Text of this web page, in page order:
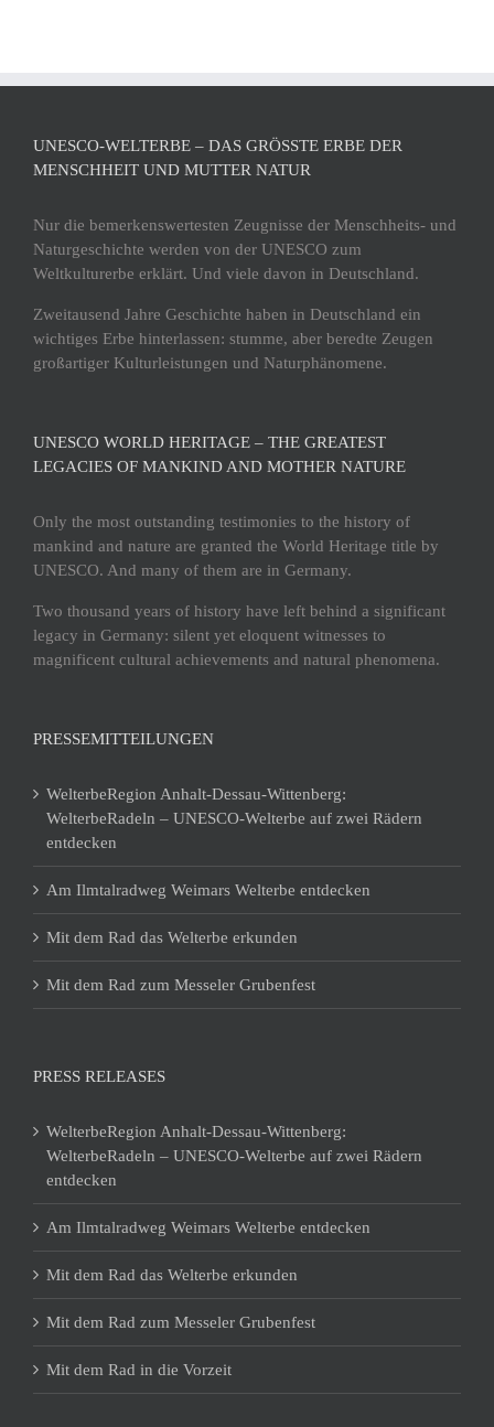
UNESCO-WELTERBE – DAS GRÖSSTE ERBE DER M
ENSCHHEIT UND MUTTER NATUR
Nur die bemerkenswertesten Zeugnisse der Menschheits- und
Naturgeschichte werden von der UNESCO zum
Weltkulturerbe erklärt. Und viele davon in Deutschland.
Zweitausend Jahre Geschichte haben in Deutschland ein
wichtiges Erbe hinterlassen: stumme, aber beredte Zeugen
großartiger Kulturleistungen und Naturphänomene.
UNESCO WORLD HERITAGE – THE GREATEST
LEGACIES OF MANKIND AND MOTHER NATURE
Only the most outstanding testimonies to the history of
mankind and nature are granted the World Heritage title by
UNESCO. And many of them are in Germany.
Two thousand years of history have left behind a significant
legacy in Germany: silent yet eloquent witnesses to
magnificent cultural achievements and natural phenomena.
PRESSEMITTEILUNGEN
WelterbeRegion Anhalt-Dessau-Wittenberg:
WelterbeRadeln – UNESCO-Welterbe auf zwei Rädern
entdecken
Am Ilmtalradweg Weimars Welterbe entdecken
Mit dem Rad das Welterbe erkunden
Mit dem Rad zum Messeler Grubenfest
PRESS RELEASES
WelterbeRegion Anhalt-Dessau-Wittenberg:
WelterbeRadeln – UNESCO-Welterbe auf zwei Rädern
entdecken
Am Ilmtalradweg Weimars Welterbe entdecken
Mit dem Rad das Welterbe erkunden
Mit dem Rad zum Messeler Grubenfest
Mit dem Rad in die Vorzeit